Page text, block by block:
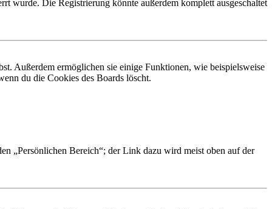
wurde. Die Registrierung könnte außerdem komplett ausgeschaltet
Außerdem ermöglichen sie einige Funktionen, wie beispielsweise
du die Cookies des Boards löscht.
„Persönlichen Bereich“; der Link dazu wird meist oben auf der